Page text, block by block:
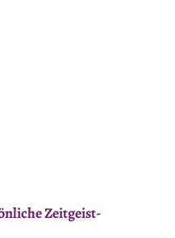
Zeitgeist-